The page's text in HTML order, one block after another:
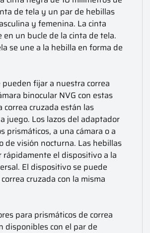
de tela y un par de hebillas
y femenina. La cinta
en un bucle de la cinta de tela.
se une a la hebilla en forma de
pueden fijar a nuestra correa
binocular NVG con estas
correa cruzada están las
juego. Los lazos del adaptador
prismáticos, a una cámara o a
de visión nocturna. Las hebillas
el dispositivo a la
El dispositivo se puede
cruzada con la misma
para prismáticos de correa
disponibles con el par de